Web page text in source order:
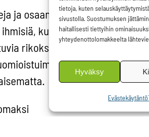
tietoja, kuten
sivustolla. Suostumuksen
haitallisesti tiettyihin
yhteydenottolomakkeelta
Hyväksy
Evästekäytäntö
ja osaamista,
kuten
rikoksia.